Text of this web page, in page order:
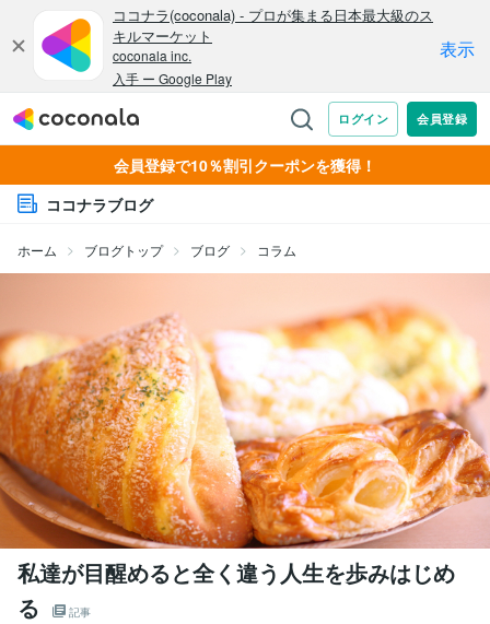
会員登録で10％割引クーポンを獲得！
ココナラブログ
ホーム ブログトップ ブログ コラム
私達が目醒めると全く違う人生を歩みはじめ
る
記事